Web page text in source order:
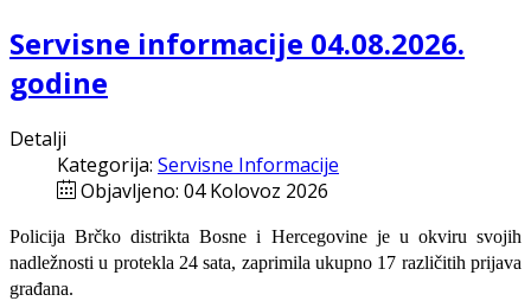
Servisne informacije 04.08.2026.
godine
Detalji
Kategorija: Servisne Informacije
Objavljeno: 04 Kolovoz 2026
Policija Brčko distrikta Bosne i Hercegovine je u okviru svojih
nadležnosti u protekla 24 sata, zaprimila ukupno 17 različitih prijava
građana.